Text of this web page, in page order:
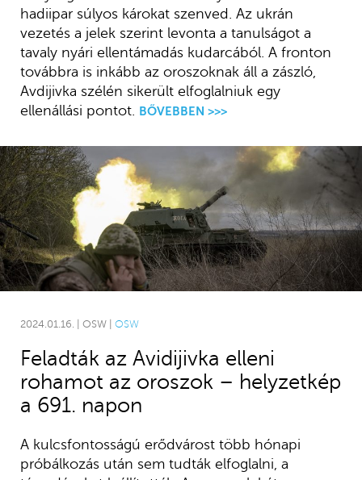
hadiipar súlyos károkat szenved. Az ukrán
vezetés a jelek szerint levonta a tanulságot a
tavaly nyári ellentámadás kudarcából. A fronton
továbbra is inkább az oroszoknak áll a zászló,
Avdijivka szélén sikerült elfoglalniuk egy
ellenállási pontot. BŐVEBBEN >>>
2024.01.16. | OSW | OSW
Feladták az Avidijivka elleni
rohamot az oroszok – helyzetkép
a 691. napon
A kulcsfontosságú erődvárost több hónapi
próbálkozás után sem tudták elfoglalni, a